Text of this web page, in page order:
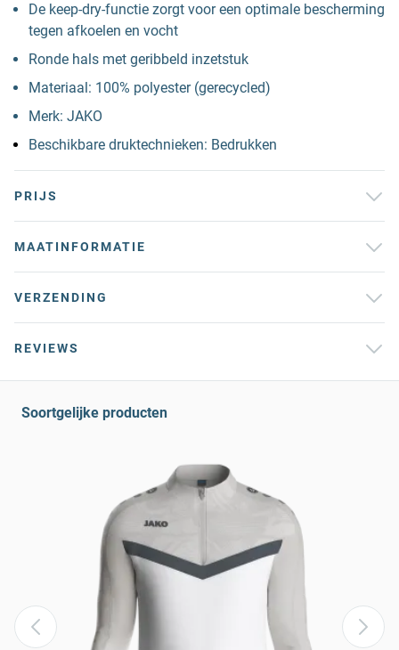
De keep-dry-functie zorgt voor een optimale bescherming
tegen afkoelen en vocht
Ronde hals met geribbeld inzetstuk
Materiaal: 100% polyester (gerecycled)
Merk: JAKO
Beschikbare druktechnieken: Bedrukken
PRIJS
MAATINFORMATIE
VERZENDING
REVIEWS
Soortgelijke producten